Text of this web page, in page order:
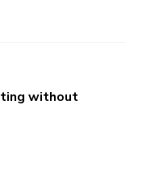
without